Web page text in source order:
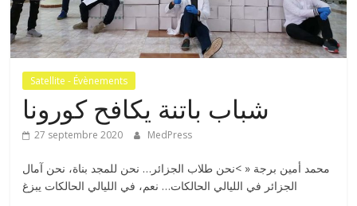
Satellite - Évènements
شباب باتنة يكافح كورونا
27 septembre 2020 MedPress
محمد أمين برجة « >نحن طلاب الجزائر… نحن للمجد بناة، نحن آمال
الجزائر في الليالي الحالكات… نعم، في الليالي الحالكات يبزغ